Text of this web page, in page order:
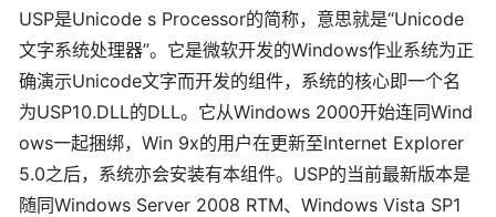
USP是Unicode s Processor的简称，意思就是“Unicode
文字系统处理器”。它是微软开发的Windows作业系统为正
确演示Unicode文字而开发的组件，系统的核心即一个名
为USP10.DLL的DLL。它从Windows 2000开始连同Wind
ows一起捆绑，Win 9x的用户在更新至Internet Explorer
5.0之后，系统亦会安装有本组件。USP的当前最新版本是
随同Windows Server 2008 RTM、Windows Vista SP1